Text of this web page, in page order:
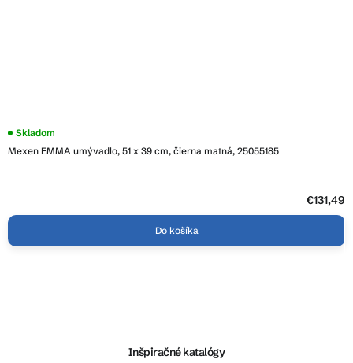
Mexen EMMA umývadlo, 51 x 39 cm, čierna matná, 25055185
Skladom
€131,49
Do košíka
Inšpiračné katalógy